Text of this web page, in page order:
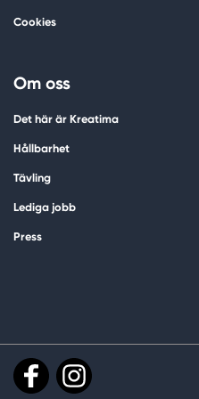
Cookies
Om oss
Det här är Kreatima
Hållbarhet
Tävling
Lediga jobb
Press